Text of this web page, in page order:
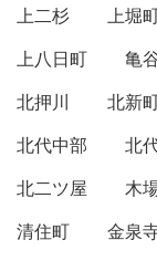
上二杉
上堀
上八日町
亀
北押川
北新
北代中部
北
北二ツ屋
木
清住町
金泉